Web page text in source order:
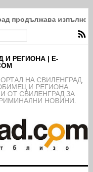
продължава
И РЕГИОНА | E-
НА СВИЛЕНГРАД,
И РЕГИОНА.
ОТ СВИЛЕНГРАД ЗА
НОВИНИ.